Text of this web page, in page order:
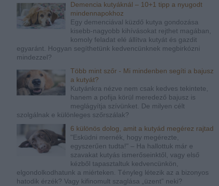
Demencia kutyáknál – 10+1 tipp a nyugodt
mindennapokhoz
Egy demenciával küzdő kutya gondozása
kisebb-nagyobb kihívásokat rejthet magában,
komoly feladat elé állítva kutyát és gazdit
egyaránt. Hogyan segíthetünk kedvencünknek megbirkózni
mindezzel?
Több mint szőr - Mi mindenben segíti a bajusz
a kutyát?
Kutyánkra nézve nem csak kedves tekintete,
hanem a pofija körül meredező bajusz is
meglágyítja szívünket. De milyen célt
szolgálnak e különleges szőrszálak?
6 különös dolog, amit a kutyád megérez rajtad
"Esküdni mernék, hogy megérezte,
egyszerűen tudta!" – Ha hallottuk már e
szavakat kutyás ismerőseinktől, vagy első
kézből tapasztaltuk kedvencünkön,
elgondolkodhatunk a miérteken. Tényleg létezik az a bizonyos
hatodik érzék? Vagy kifinomult szaglása „üzent” neki?